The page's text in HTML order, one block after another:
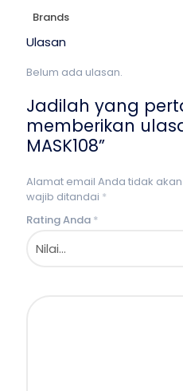
Brands
Ulasan
Belum ada ulasan.
Jadilah yang
memberikan
MASK108”
Alamat email Anda tidak
wajib ditandai *
Rating Anda *